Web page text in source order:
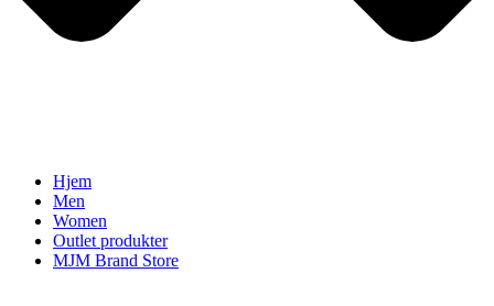
Hjem
Men
Women
Outlet produkter
MJM Brand Store